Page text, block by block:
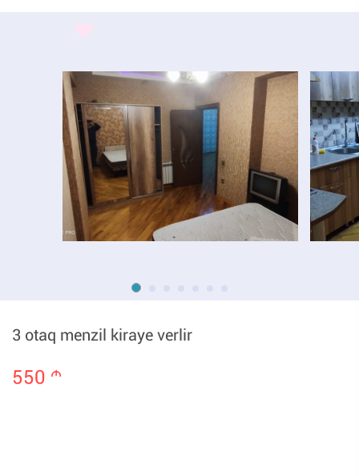
3 otaq menzil kiraye verlir
550 m